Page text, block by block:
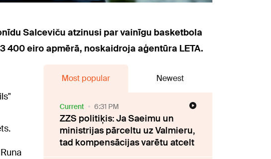
Salceviču atzinusi par vainīgu basketbola
eiro apmērā, noskaidroja aģentūra LETA.
Most popular Newest
Current 6:31 PM
ZZS politiķis: Ja Saeimu un
ministrijas pārceltu uz Valmieru,
tad kompensācijas varētu atcelt